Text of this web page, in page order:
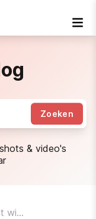
Zoeken
& video's
wi...